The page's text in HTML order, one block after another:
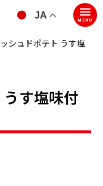
MENU
シュドポテト うす塩
す塩味付
JA